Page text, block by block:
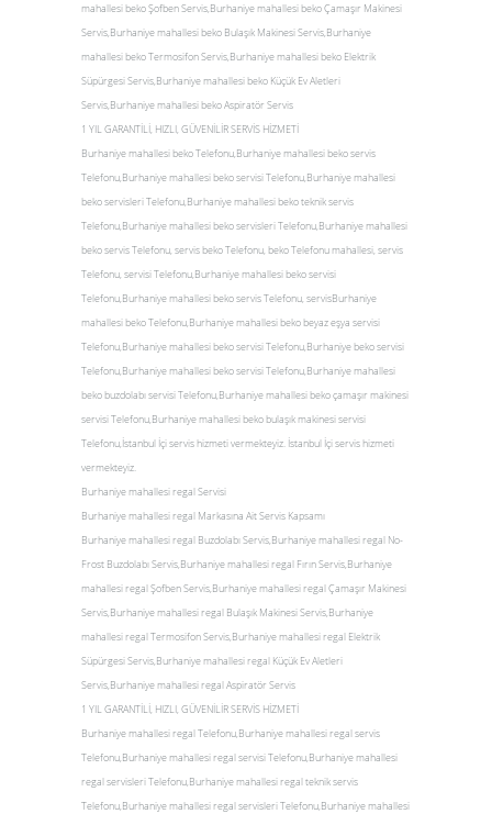
mahallesi beko Şofben Servis,Burhaniye mahallesi beko Çamaşır Makinesi
Servis,Burhaniye mahallesi beko Bulaşık Makinesi Servis,Burhaniye
mahallesi beko Termosifon Servis,Burhaniye mahallesi beko Elektrik
Süpürgesi Servis,Burhaniye mahallesi beko Küçük Ev Aletleri
Servis,Burhaniye mahallesi beko Aspiratör Servis
1 YIL GARANTİLİ, HIZLI, GÜVENİLİR SERVİS HİZMETİ
Burhaniye mahallesi beko Telefonu,Burhaniye mahallesi beko servis
Telefonu,Burhaniye mahallesi beko servisi Telefonu,Burhaniye mahallesi
beko servisleri Telefonu,Burhaniye mahallesi beko teknik servis
Telefonu,Burhaniye mahallesi beko servisleri Telefonu,Burhaniye mahallesi
beko servis Telefonu, servis beko Telefonu, beko Telefonu mahallesi, servis
Telefonu, servisi Telefonu,Burhaniye mahallesi beko servisi
Telefonu,Burhaniye mahallesi beko servis Telefonu, servisBurhaniye
mahallesi beko Telefonu,Burhaniye mahallesi beko beyaz eşya servisi
Telefonu,Burhaniye mahallesi beko servisi Telefonu,Burhaniye beko servisi
Telefonu,Burhaniye mahallesi beko servisi Telefonu,Burhaniye mahallesi
beko buzdolabı servisi Telefonu,Burhaniye mahallesi beko çamaşır makinesi
servisi Telefonu,Burhaniye mahallesi beko bulaşık makinesi servisi
Telefonu,İstanbul İçi servis hizmeti vermekteyiz. İstanbul İçi servis hizmeti
vermekteyiz.
Burhaniye mahallesi regal Servisi
Burhaniye mahallesi regal Markasına Ait Servis Kapsamı
Burhaniye mahallesi regal Buzdolabı Servis,Burhaniye mahallesi regal No-
Frost Buzdolabı Servis,Burhaniye mahallesi regal Fırın Servis,Burhaniye
mahallesi regal Şofben Servis,Burhaniye mahallesi regal Çamaşır Makinesi
Servis,Burhaniye mahallesi regal Bulaşık Makinesi Servis,Burhaniye
mahallesi regal Termosifon Servis,Burhaniye mahallesi regal Elektrik
Süpürgesi Servis,Burhaniye mahallesi regal Küçük Ev Aletleri
Servis,Burhaniye mahallesi regal Aspiratör Servis
1 YIL GARANTİLİ, HIZLI, GÜVENİLİR SERVİS HİZMETİ
Burhaniye mahallesi regal Telefonu,Burhaniye mahallesi regal servis
Telefonu,Burhaniye mahallesi regal servisi Telefonu,Burhaniye mahallesi
regal servisleri Telefonu,Burhaniye mahallesi regal teknik servis
Telefonu,Burhaniye mahallesi regal servisleri Telefonu,Burhaniye mahallesi